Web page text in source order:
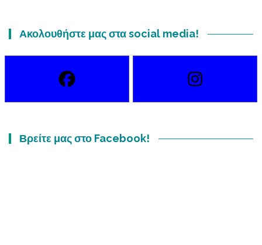
Ακολουθήστε μας στα social media!
Βρείτε μας στο Facebook!